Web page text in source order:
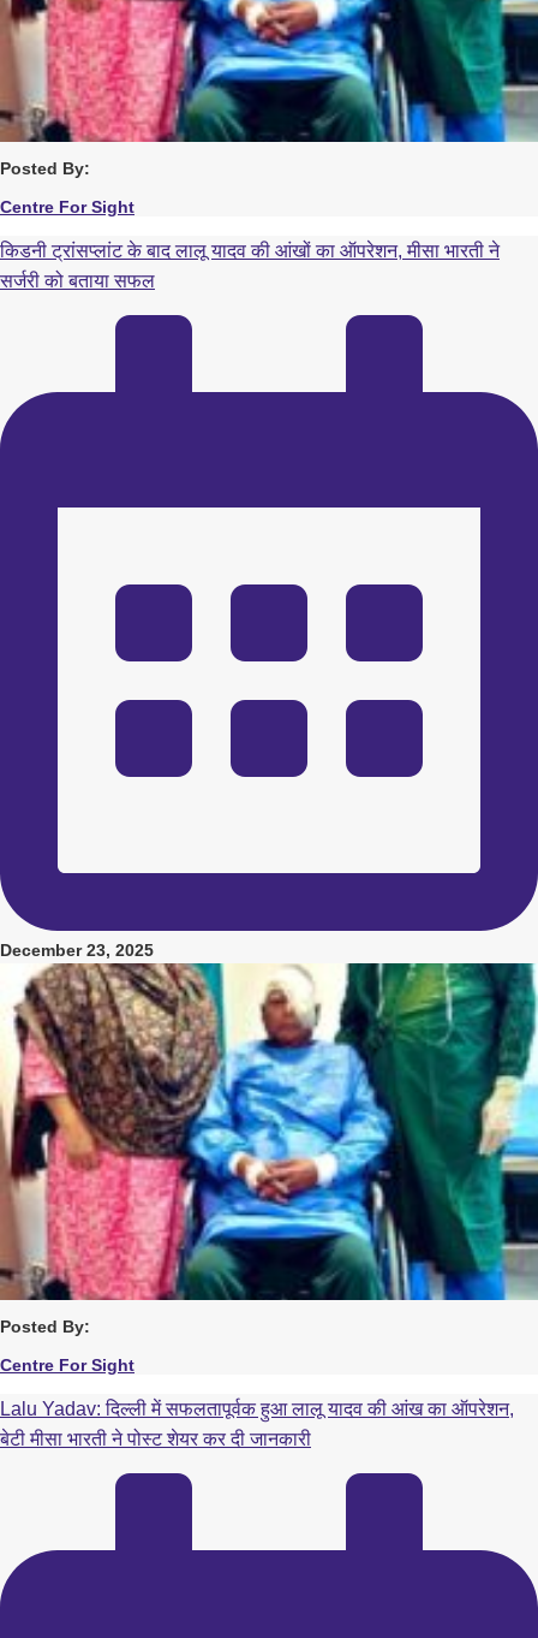
Posted By:
Centre For Sight
किडनी ट्रांसप्लांट के बाद लालू यादव की आंखों का ऑपरेशन, मीसा भारती ने
सर्जरी को बताया सफल
December 23, 2025
Posted By:
Centre For Sight
Lalu Yadav: दिल्ली में सफलतापूर्वक हुआ लालू यादव की आंख का ऑपरेशन,
बेटी मीसा भारती ने पोस्ट शेयर कर दी जानकारी